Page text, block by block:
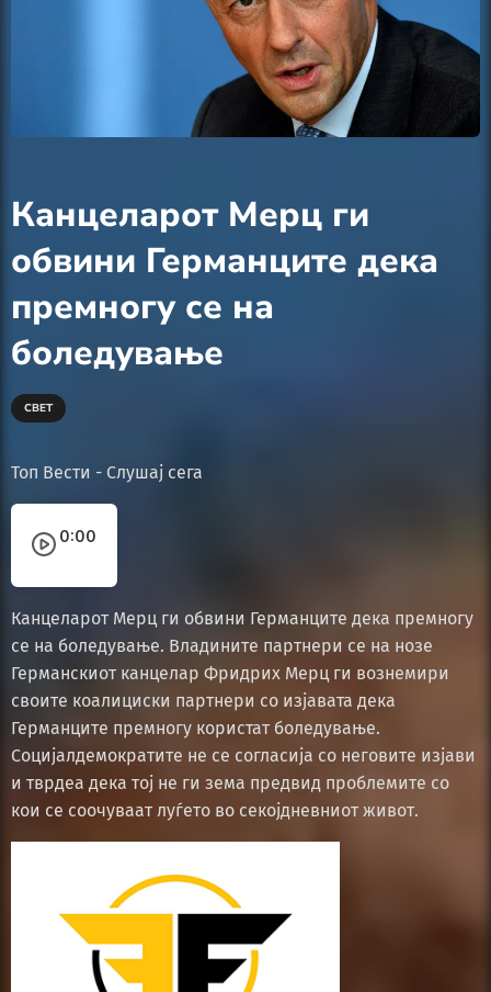
Канцеларот Мерц ги
обвини Германците дека
премногу се на
боледување
СВЕТ
Топ Вести - Слушај сега
0:00
Канцеларот Мерц ги обвини Германците дека премногу
се на боледување. Владините партнери се на нозе
Германскиот канцелар Фридрих Мерц ги вознемири
своите коалициски партнери со изјавата дека
Германците премногу користат боледување.
Социјалдемократите не се согласија со неговите изјави
и тврдеа дека тој не ги зема предвид проблемите со
кои се соочуваат луѓето во секојдневниот живот.